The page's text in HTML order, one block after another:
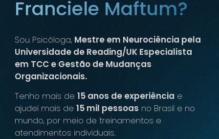
Franciele Maftum?
Sou Psicóloga, Mestre em Neurociência pela
Universidade de Reading/UK Especialista
em TCC e Gestão de Mudanças
Organizacionais.
Tenho mais de 15 anos de experiência e
ajudei mais de 15 mil pessoas no Brasil e no
mundo, por meio de treinamentos e
atendimentos individuais.